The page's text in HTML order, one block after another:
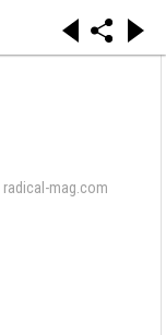
radical-mag.com